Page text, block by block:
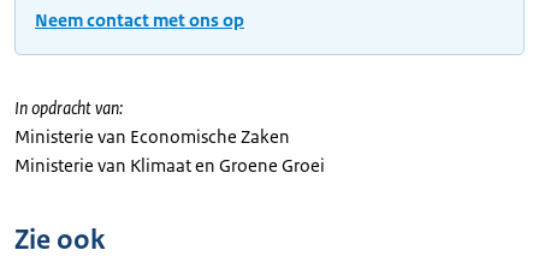
Neem contact met ons op
In opdracht van:
Ministerie van Economische Zaken
Ministerie van Klimaat en Groene Groei
Zie ook